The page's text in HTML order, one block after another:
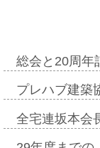
総会と20周年
プレハブ建築
全宅連坂本会